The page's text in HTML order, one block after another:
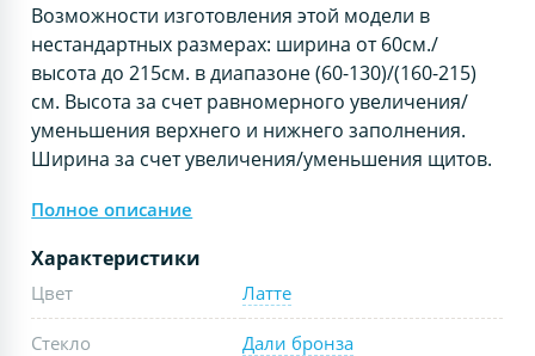
Возможности изготовления этой модели в
нестандартных размерах: ширина от 60см./
высота до 215см. в диапазоне (60-130)/(160-215)
см. Высота за счет равномерного увеличения/
уменьшения верхнего и нижнего заполнения.
Ширина за счет увеличения/уменьшения щитов.
Полное описание
Характеристики
Цвет Латте
Стекло Дали бронза